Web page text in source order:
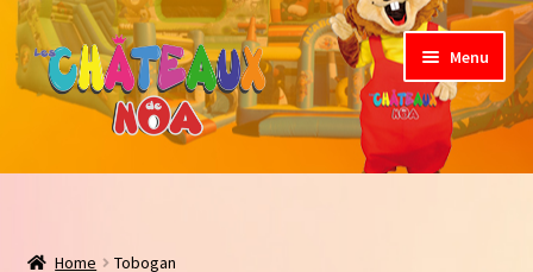
Menu
Jeux Gonflable
Home Tobogan